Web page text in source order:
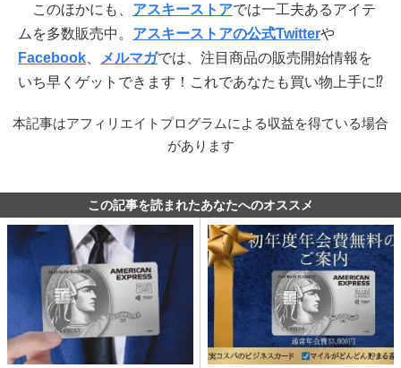
このほかにも、 アスキーストアでは一工夫あるアイテ
ムを多数販売中。 アスキーストアの公式Twitterや
Facebook
メルマガでは、注目商品の販売開始情報を
いち早くゲットできます！これであなたも買い物上手に⁉
本記事はアフィリエイトプログラムによる収益を得ている場合
があります
この記事を読まれたあなたへのオススメ